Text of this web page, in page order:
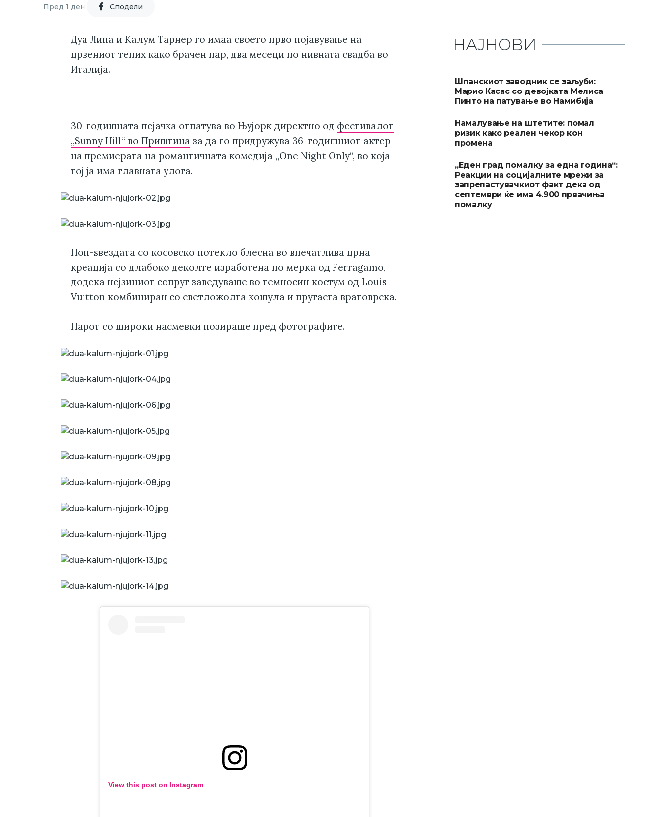
Пред 1 ден Cподели
Дуа Липа и Калум Тарнер го имаа своето прво појавување на
црвениот тепих како брачен пар, два месеци по нивната свадба во
Италија.
30-годишната пејачка отпатува во Њујорк директно од фестивалот
„Sunny Hill“ во Приштина за да го придружува 36-годишниот актер
на премиерата на романтичната комедија „One Night Only“, во која
тој ја има главната улога.
Поп-ѕвездата со косовско потекло блесна во впечатлива црна
креација со длабоко деколте изработена по мерка од Ferragamo,
додека нејзиниот сопруг заведуваше во темносин костум од Louis
Vuitton комбиниран со светложолта кошула и пругаста вратоврска.
Парот со широки насмевки позираше пред фотографите.
View this post on Instagram
НАЈНОВИ
Шпанскиот заводник се заљуби:
Марио Касас со девојката Мелиса
Пинто на патување во Намибија
Намалување на штетите: помал
ризик како реален чекор кон
промена
„Еден град помалку за една година“:
Реакции на социјалните мрежи за
запрепастувачкиот факт дека од
септември ќе има 4.900 првачиња
помалку